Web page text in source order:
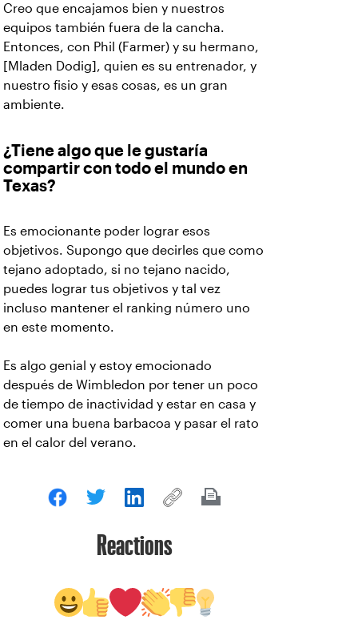
Creo que encajamos bien y nuestros
equipos también fuera de la cancha.
Entonces, con Phil (Farmer) y su hermano,
[Mladen Dodig], quien es su entrenador, y
nuestro fisio y esas cosas, es un gran
ambiente.
¿Tiene algo que le gustaría
compartir con todo el mundo en
Texas?
Es emocionante poder lograr esos
objetivos. Supongo que decirles que como
tejano adoptado, si no tejano nacido,
puedes lograr tus objetivos y tal vez
incluso mantener el ranking número uno
en este momento.
Es algo genial y estoy emocionado
después de Wimbledon por tener un poco
de tiempo de inactividad y estar en casa y
comer una buena barbacoa y pasar el rato
en el calor del verano.
Reactions